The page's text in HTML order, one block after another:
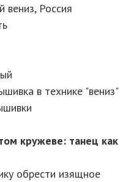
вениз, Россия
в технике "вениз"
кружеве: танец как
обрести изящное